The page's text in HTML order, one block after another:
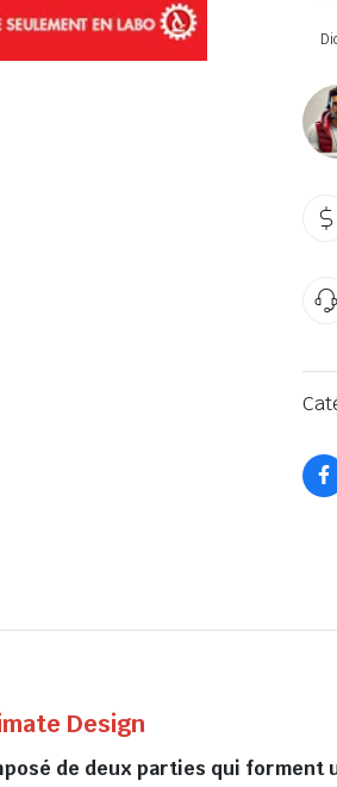
Design
de deux parties qui forment